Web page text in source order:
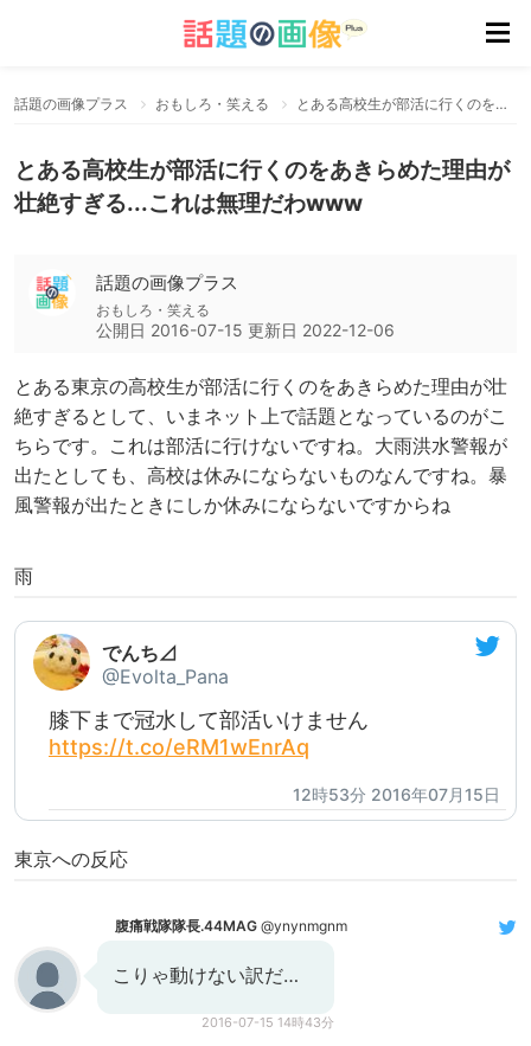
話題の画像プラス おもしろ・笑える とある高校生が部活に行くのをあきらめた理由が壮絶すぎる...これは無理だわwww
とある高校生が部活に行くのをあきらめた理由が
壮絶すぎる...これは無理だわwww
話題の画像プラス
おもしろ・笑える
公開日 2016-07-15 更新日 2022-12-06
とある東京の高校生が部活に行くのをあきらめた理由が壮
絶すぎるとして、いまネット上で話題となっているのがこ
ちらです。これは部活に行けないですね。大雨洪水警報が
出たとしても、高校は休みにならないものなんですね。暴
風警報が出たときにしか休みにならないですからね
雨
でんち⊿
@Evolta_Pana
膝下まで冠水して部活いけません
https://t.co/eRM1wEnrAq
12時53分 2016年07月15日
東京への反応
腹痛戦隊隊長.44MAG @ynynmgnm
こりゃ動けない訳だ…
2016-07-15 14時43分